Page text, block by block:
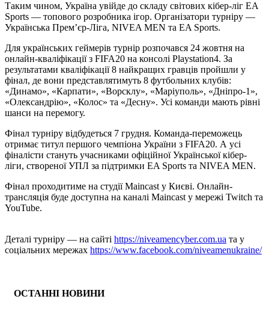
Таким чином, Україна увійде до складу світових кібер-ліг EA
Sports — топового розробника ігор. Організатори турніру —
Українська Прем’єр-Ліга, NIVEA MEN та EA Sports.
Для українських геймерів турнір розпочався 24 жовтня на
онлайн-кваліфікації з FIFA20 на консолі Playstation4. За
результатами кваліфікації 8 найкращих гравців пройшли у
фінал, де вони представлятимуть 8 футбольних клубів:
«Динамо», «Карпати», «Ворсклу», «Маріуполь», «Дніпро-1»,
«Олександрію», «Колос» та «Десну». Усі команди мають рівні
шанси на перемогу.
Фінал турніру відбудеться 7 грудня. Команда-переможець
отримає титул першого чемпіона України з FIFA20. А усі
фіналісти стануть учасниками офіційної Української кібер-
ліги, створеної УПЛ за підтримки EA Sports та NIVEA MEN.
Фінал проходитиме на студії Maincast у Києві. Онлайн-
трансляція буде доступна на каналі Maincast у мережі Twitch та
YouTube.
Деталі турніру — на сайті https://niveamencyber.com.ua та у
соціальних мережах https://www.facebook.com/niveamenukraine/
ОСТАННІ НОВИНИ